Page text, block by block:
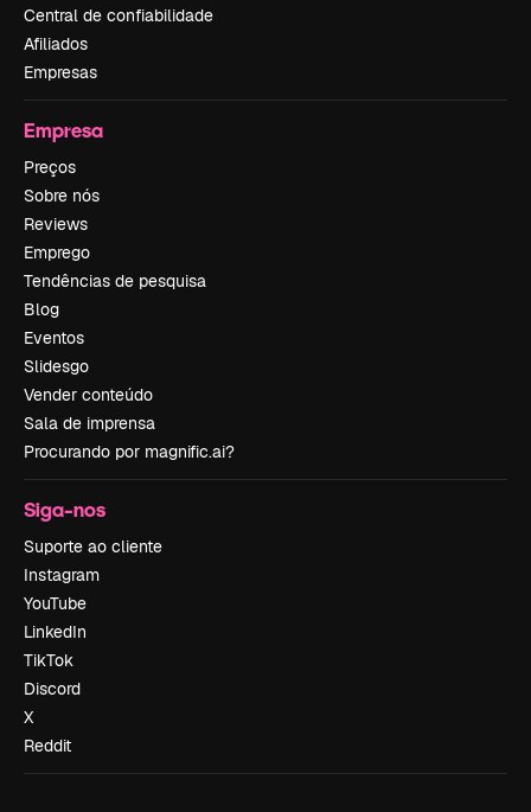
Central de confiabilidade
Afiliados
Empresas
Empresa
Preços
Sobre nós
Reviews
Emprego
Tendências de pesquisa
Blog
Eventos
Slidesgo
Vender conteúdo
Sala de imprensa
Procurando por magnific.ai?
Siga-nos
Suporte ao cliente
Instagram
YouTube
LinkedIn
TikTok
Discord
X
Reddit